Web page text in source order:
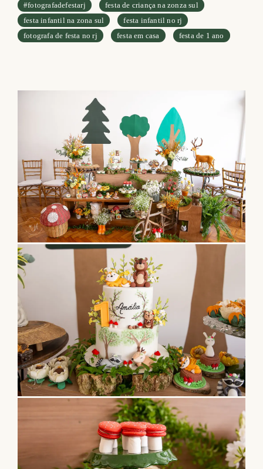
#fotografadefestarj
festa de criança na zonza sul
festa infantil na zona sul
festa infantil no rj
fotografa de festa no rj
festa em casa festa de 1 ano